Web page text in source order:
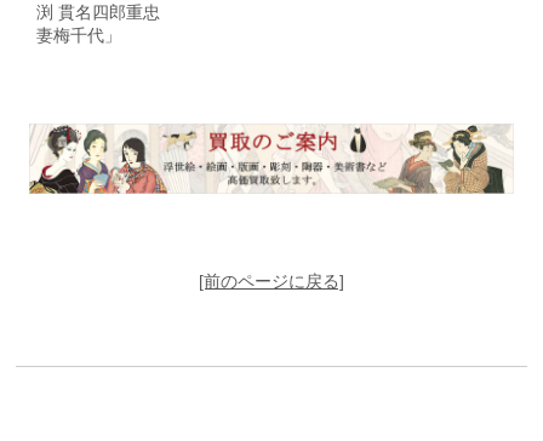
渕 貫名四郎重忠
妻梅千代」
[前のページに戻る]